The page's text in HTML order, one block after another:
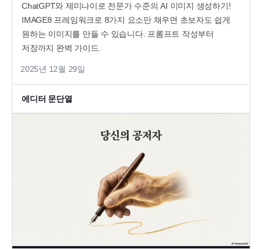
ChatGPT와 제미나이로 전문가 수준의 AI 이미지 생성하기!
IMAGE8 프레임워크로 8가지 요소만 채우면 초보자도 쉽게
원하는 이미지를 만들 수 있습니다. 프롬프트 작성부터
저장까지 완벽 가이드.
2025년 12월 29일
에디터 문단열